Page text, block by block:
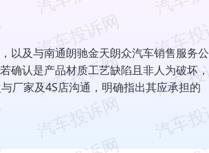
以及与南通朗驰金天朗众汽车销售服务公
确认是产品材质工艺缺陷且非人为破坏，
厂家及4S店沟通，明确指出其应承担的